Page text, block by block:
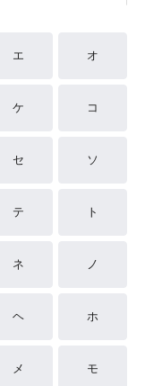
エ オ
ケ コ
セ ソ
テ ト
ネ ノ
ヘ ホ
メ モ